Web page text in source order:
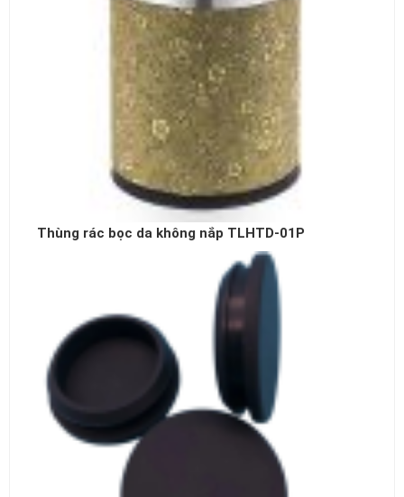
Thùng rác bọc da không nắp TLHTD-01P